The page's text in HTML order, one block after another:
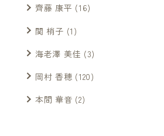
齊藤 康平 (16)
関 梢子 (1)
海老澤 美佳 (3)
岡村 香穂 (120)
本間 華音 (2)